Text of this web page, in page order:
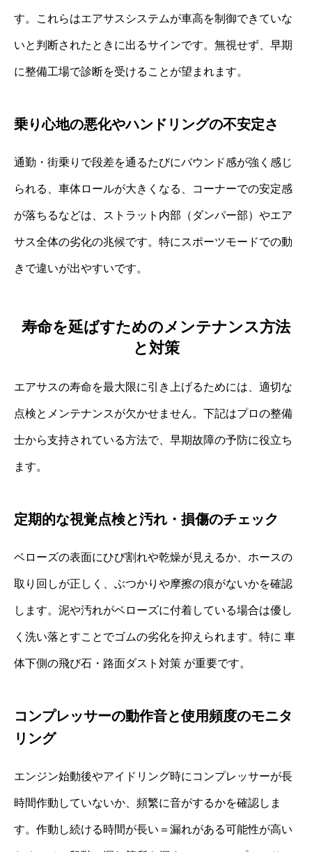
す。これらはエアサスシステムが車高を制御できていな
いと判断されたときに出るサインです。無視せず、早期
に整備工場で診断を受けることが望まれます。
乗り心地の悪化やハンドリングの不安定さ
通勤・街乗りで段差を通るたびにバウンド感が強く感じ
られる、車体ロールが大きくなる、コーナーでの安定感
が落ちるなどは、ストラット内部（ダンパー部）やエア
サス全体の劣化の兆候です。特にスポーツモードでの動
きで違いが出やすいです。
寿命を延ばすためのメンテナンス方法
と対策
エアサスの寿命を最大限に引き上げるためには、適切な
点検とメンテナンスが欠かせません。下記はプロの整備
士から支持されている方法で、早期故障の予防に役立ち
ます。
定期的な視覚点検と汚れ・損傷のチェック
ベローズの表面にひび割れや乾燥が見えるか、ホースの
取り回しが正しく、ぶつかりや摩擦の痕がないかを確認
します。泥や汚れがベローズに付着している場合は優し
く洗い落とすことでゴムの劣化を抑えられます。特に 車
体下側の飛び石・路面ダスト対策 が重要です。
コンプレッサーの動作音と使用頻度のモニタ
リング
エンジン始動後やアイドリング時にコンプレッサーが長
時間作動していないか、頻繁に音がするかを確認しま
す。作動し続ける時間が長い＝漏れがある可能性が高い